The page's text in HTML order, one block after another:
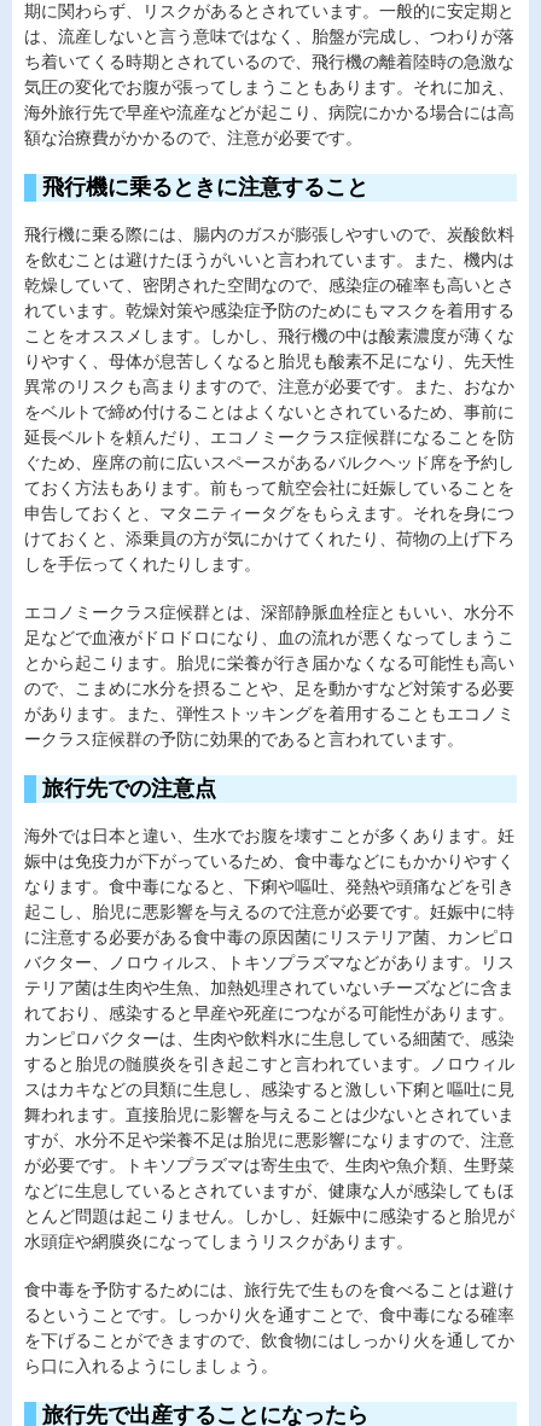
期に関わらず、リスクがあるとされています。一般的に安定期と
は、流産しないと言う意味ではなく、胎盤が完成し、つわりが落
ち着いてくる時期とされているので、飛行機の離着陸時の急激な
気圧の変化でお腹が張ってしまうこともあります。それに加え、
海外旅行先で早産や流産などが起こり、病院にかかる場合には高
額な治療費がかかるので、注意が必要です。
飛行機に乗るときに注意すること
飛行機に乗る際には、腸内のガスが膨張しやすいので、炭酸飲料
を飲むことは避けたほうがいいと言われています。また、機内は
乾燥していて、密閉された空間なので、感染症の確率も高いとさ
れています。乾燥対策や感染症予防のためにもマスクを着用する
ことをオススメします。しかし、飛行機の中は酸素濃度が薄くな
りやすく、母体が息苦しくなると胎児も酸素不足になり、先天性
異常のリスクも高まりますので、注意が必要です。また、おなか
をベルトで締め付けることはよくないとされているため、事前に
延長ベルトを頼んだり、エコノミークラス症候群になることを防
ぐため、座席の前に広いスペースがあるバルクヘッド席を予約し
ておく方法もあります。前もって航空会社に妊娠していることを
申告しておくと、マタニティータグをもらえます。それを身につ
けておくと、添乗員の方が気にかけてくれたり、荷物の上げ下ろ
しを手伝ってくれたりします。
エコノミークラス症候群とは、深部静脈血栓症ともいい、水分不
足などで血液がドロドロになり、血の流れが悪くなってしまうこ
とから起こります。胎児に栄養が行き届かなくなる可能性も高い
ので、こまめに水分を摂ることや、足を動かすなど対策する必要
があります。また、弾性ストッキングを着用することもエコノミ
ークラス症候群の予防に効果的であると言われています。
旅行先での注意点
海外では日本と違い、生水でお腹を壊すことが多くあります。妊
娠中は免疫力が下がっているため、食中毒などにもかかりやすく
なります。食中毒になると、下痢や嘔吐、発熱や頭痛などを引き
起こし、胎児に悪影響を与えるので注意が必要です。妊娠中に特
に注意する必要がある食中毒の原因菌にリステリア菌、カンピロ
バクター、ノロウィルス、トキソプラズマなどがあります。リス
テリア菌は生肉や生魚、加熱処理されていないチーズなどに含ま
れており、感染すると早産や死産につながる可能性があります。
カンピロバクターは、生肉や飲料水に生息している細菌で、感染
すると胎児の髄膜炎を引き起こすと言われています。ノロウィル
スはカキなどの貝類に生息し、感染すると激しい下痢と嘔吐に見
舞われます。直接胎児に影響を与えることは少ないとされていま
すが、水分不足や栄養不足は胎児に悪影響になりますので、注意
が必要です。トキソプラズマは寄生虫で、生肉や魚介類、生野菜
などに生息しているとされていますが、健康な人が感染してもほ
とんど問題は起こりません。しかし、妊娠中に感染すると胎児が
水頭症や網膜炎になってしまうリスクがあります。
食中毒を予防するためには、旅行先で生ものを食べることは避け
るということです。しっかり火を通すことで、食中毒になる確率
を下げることができますので、飲食物にはしっかり火を通してか
ら口に入れるようにしましょう。
旅行先で出産することになったら